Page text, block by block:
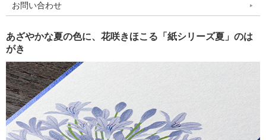
お問い合わせ
あざやかな夏の色に、花咲きほこる「紙シリーズ夏」のは
がき